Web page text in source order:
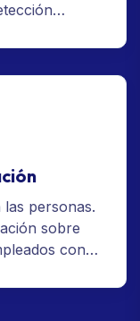
reduce el
la
eficientes
personas.
sobre
con
A